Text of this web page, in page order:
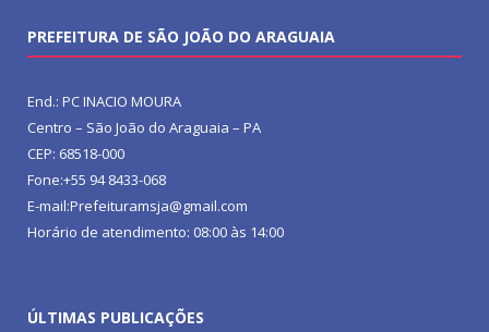
PREFEITURA DE SÃO JOÃO DO ARAGUAIA
End.: PC INACIO MOURA
Centro – São João do Araguaia – PA
CEP: 68518-000
Fone:+55 94 8433-068
E-mail:Prefeituramsja@gmail.com
Horário de atendimento: 08:00 às 14:00
ÚLTIMAS PUBLICAÇÕES